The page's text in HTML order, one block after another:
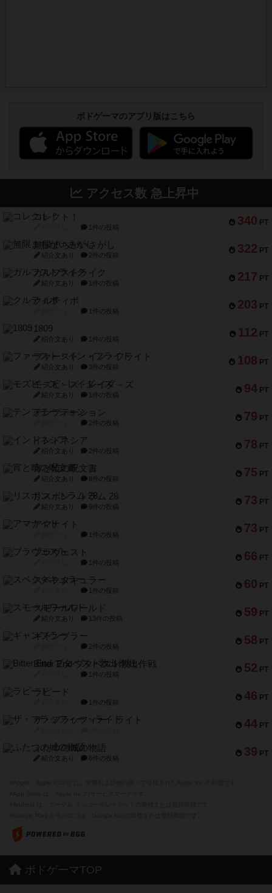
ボドゲーマのアプリ版はこちら
アクセス数 急上昇中
340 PT
コレクト！
1件の投稿
322 PT
無限まちがいさがし
紹介文あり 2件の投稿
217 PT
ガルフストライク
紹介文あり 1件の投稿
203 PT
クルティボ
1件の投稿
112 PT
1809
紹介文あり 1件の投稿
108 PT
ファースト・イン・フライト
紹介文あり 3件の投稿
94 PT
モズビ－ズ・レイダ－ズ
紹介文あり 1件の投稿
79 PT
テンプテーション
2件の投稿
78 PT
インドネシア
紹介文あり 2件の投稿
75 PT
宵と暁の呪文書
紹介文あり 8件の投稿
73 PT
リスボン・トラム 28
紹介文あり 9件の投稿
73 PT
アマナイト
1件の投稿
66 PT
ブラヴェスト
1件の投稿
60 PT
スペクタキュラー
1件の投稿
59 PT
スモールワールド
紹介文あり 13件の投稿
58 PT
ギャンブラー
2件の投稿
52 PT
Bitter End ブタペスト救出作戦
1件の投稿
46 PT
ラピード
1件の投稿
44 PT
ザ・フラッフィー・ライト
39 PT
ふたつの城の物語
紹介文あり 6件の投稿
ボドゲーマTOP